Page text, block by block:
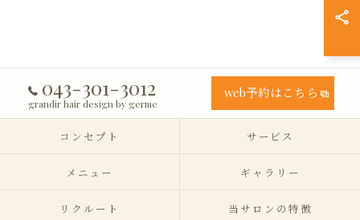
043-301-3012
grandir hair design by germe
web予約はこちら
コンセプト サービス
メニュー ギャラリー
リクルート 当サロンの特徴